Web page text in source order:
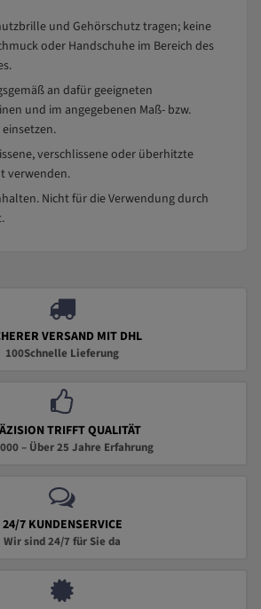
und Gehörschutz tragen; keine
oder Handschuhe im Bereich des
an dafür geeigneten
und im angegebenen Maß- bzw.
verschlissene oder überhitzte
verwenden.
Nicht für die Verwendung durch
VERSAND MIT DHL
100Schnelle Lieferung
TRIFFT QUALITÄT
– Über 25 Jahre Erfahrung
24/7 KUNDENSERVICE
Wir sind 24/7 für Sie da